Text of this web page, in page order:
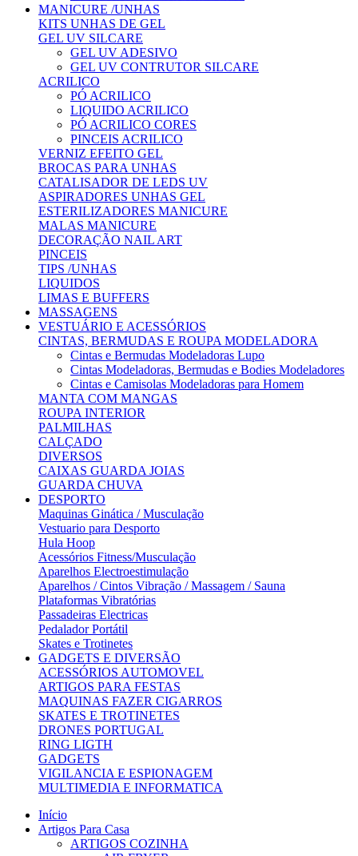
MANICURE /UNHAS
KITS UNHAS DE GEL
GEL UV SILCARE
GEL UV ADESIVO
GEL UV CONTRUTOR SILCARE
ACRILICO
PÓ ACRILICO
LIQUIDO ACRILICO
PÓ ACRILICO CORES
PINCEIS ACRILICO
VERNIZ EFEITO GEL
BROCAS PARA UNHAS
CATALISADOR DE LEDS UV
ASPIRADORES UNHAS GEL
ESTERILIZADORES MANICURE
MALAS MANICURE
DECORAÇÃO NAIL ART
PINCEIS
TIPS /UNHAS
LIQUIDOS
LIMAS E BUFFERS
MASSAGENS
VESTUÁRIO E ACESSÓRIOS
CINTAS, BERMUDAS E ROUPA MODELADORA
Cintas e Bermudas Modeladoras Lupo
Cintas Modeladoras, Bermudas e Bodies Modeladores
Cintas e Camisolas Modeladoras para Homem
MANTA COM MANGAS
ROUPA INTERIOR
PALMILHAS
CALÇADO
DIVERSOS
CAIXAS GUARDA JOIAS
GUARDA CHUVA
DESPORTO
Maquinas Ginática / Musculação
Vestuario para Desporto
Hula Hoop
Acessórios Fitness/Musculação
Aparelhos Electroestimulação
Aparelhos / Cintos Vibração / Massagem / Sauna
Plataformas Vibratórias
Passadeiras Electricas
Pedalador Portátil
Skates e Trotinetes
GADGETS E DIVERSÃO
ACESSÓRIOS AUTOMOVEL
ARTIGOS PARA FESTAS
MAQUINAS FAZER CIGARROS
SKATES E TROTINETES
DRONES PORTUGAL
RING LIGTH
GADGETS
VIGILANCIA E ESPIONAGEM
MULTIMEDIA E INFORMATICA
Início
Artigos Para Casa
ARTIGOS COZINHA